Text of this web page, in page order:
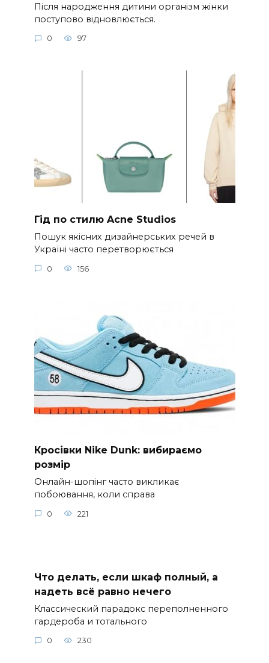
Після народження дитини організм жінки
поступово відновлюється.
0 97
Гід по стилю Acne Studios
Пошук якісних дизайнерських речей в
Україні часто перетворюється
0 156
Кросівки Nike Dunk: вибираємо
розмір
Онлайн-шопінг часто викликає
побоювання, коли справа
0 221
Что делать, если шкаф полный, а
надеть всё равно нечего
Классический парадокс переполненного
гардероба и тотального
0 230